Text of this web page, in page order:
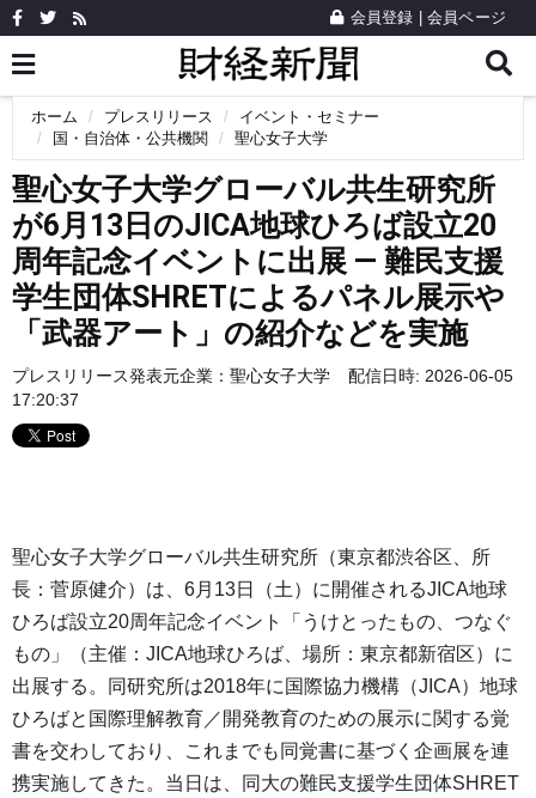
会員登録 会員ページ
ホーム プレスリリース
イベント・セミナー
国・自治体・公共機関
聖心女子大学
聖心女子大学グローバル共生研究所
が6月13日のJICA地球ひろば設立20
周年記念イベントに出展 ― 難民支援
学生団体SHRETによるパネル展示や
「武器アート」の紹介などを実施
プレスリリース発表元企業： 聖心女子大学
配信日時: 2026-06-05
17:20:37
聖心女子大学グローバル共生研究所（東京都渋谷区、所
長：菅原健介）は、6月13日（土）に開催されるJICA地球
ひろば設立20周年記念イベント「うけとったもの、つなぐ
もの」（主催：JICA地球ひろば、場所：東京都新宿区）に
出展する。同研究所は2018年に国際協力機構（JICA）地球
ひろばと国際理解教育／開発教育のための展示に関する覚
書を交わしており、これまでも同覚書に基づく企画展を連
携実施してきた。当日は、同大の難民支援学生団体SHRET